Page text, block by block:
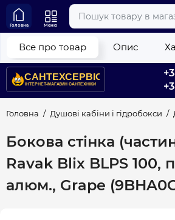
Головна Меню
Головна Душові кабіни і гідробокси
Бокова стінка
Ravak Blix BLPS 100,
алюм., Grape
Все про товар Опис